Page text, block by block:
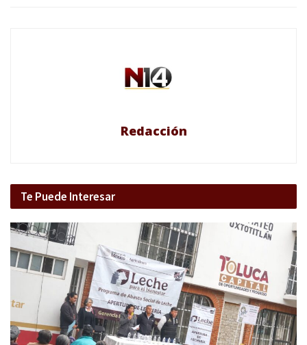
Redacción
Te Puede Interesar